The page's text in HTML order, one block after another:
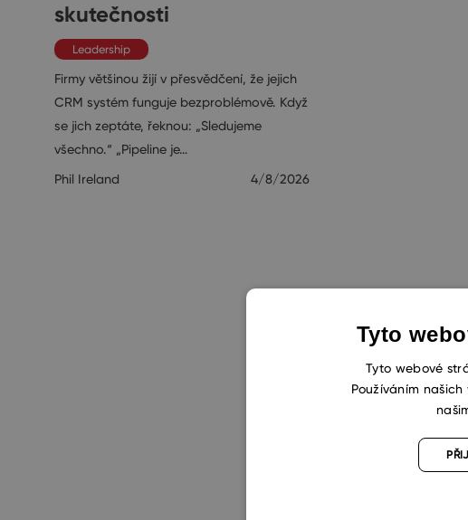
skutečnosti
Leadership
Firmy většinou žijí v přesvědčení, že jejich
CRM systém funguje bezproblémově. Když
se jich zeptáte, řeknou: „Sledujeme
všechno.“ „Pipeline je…
Phil Ireland
4/8/2026
Tyto
Tyto webové
Používáním